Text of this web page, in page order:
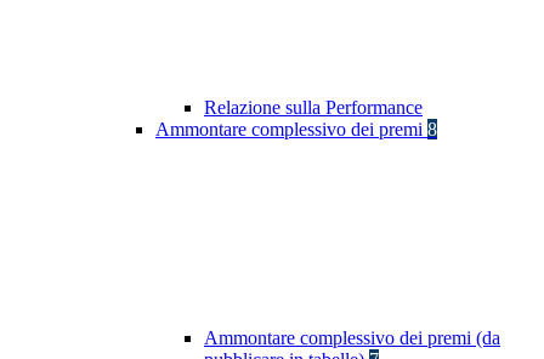
Relazione sulla Performance
Ammontare complessivo dei premi 8
Ammontare complessivo dei premi (da